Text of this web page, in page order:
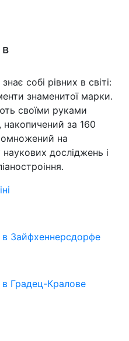
собі рівних в світі:
знаменитої марки.
своїми руками
за 160
на
досліджень і
в Зайфхеннерсдорфе
Градец-Кралове